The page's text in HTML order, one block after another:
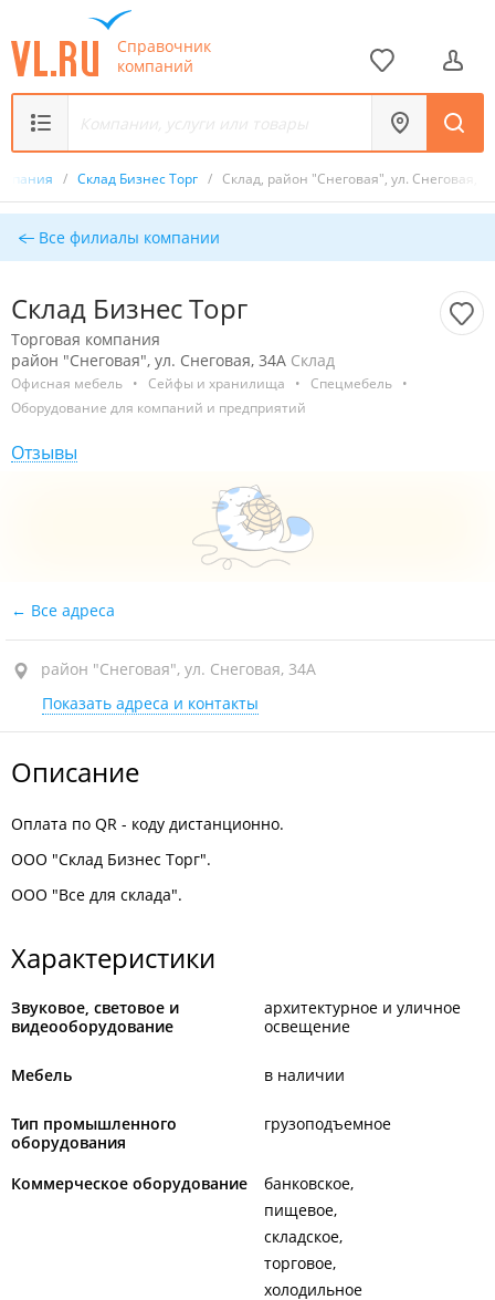
Справочник
компаний
/ Склад Бизнес Торг / Склад, район "Снеговая", ул. Снеговая,
Все филиалы компании
Склад Бизнес Торг
Торговая компания
район "Снеговая", ул. Снеговая, 34А Склад
Офисная мебель • Сейфы и хранилища • Спецмебель •
Оборудование для компаний и предприятий
Отзывы
Все адреса
район "Снеговая", ул. Снеговая, 34А
Показать адреса и контакты
Описание
Оплата по QR - коду дистанционно.
ООО "Склад Бизнес Торг".
ООО "Все для склада".
Характеристики
Звуковое, световое и
видеооборудование
архитектурное и уличное
освещение
Мебель в наличии
Тип промышленного
оборудования
грузоподъемное
Коммерческое оборудование
банковское
пищевое
складское
торговое
холодильное